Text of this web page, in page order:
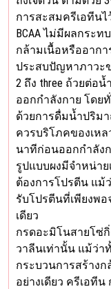
การสะสมครีเอทีนไ
BCAA ไม่มีผลกระ
กล้ามเนื้อหรืออาก
ประสบปัญหาภาวะ
2 ถึง three ถ้วยต่อ
ออกกำลังกาย โดย
ด้วยการดื่มน้ำปริม
ควรบริโภคของเหล
นาทีก่อนออกกำลัง
รูปแบบผงมีจำหน่า
ต้องการโปรตีน แม้
รับโปรตีนที่เพียงพอ
เดียว
กรดอะมิโนสายโซ่
วาลีนเท่านั้น แม้ว่
กระบวนการสร้างก
อย่างเดียว ครีเอที